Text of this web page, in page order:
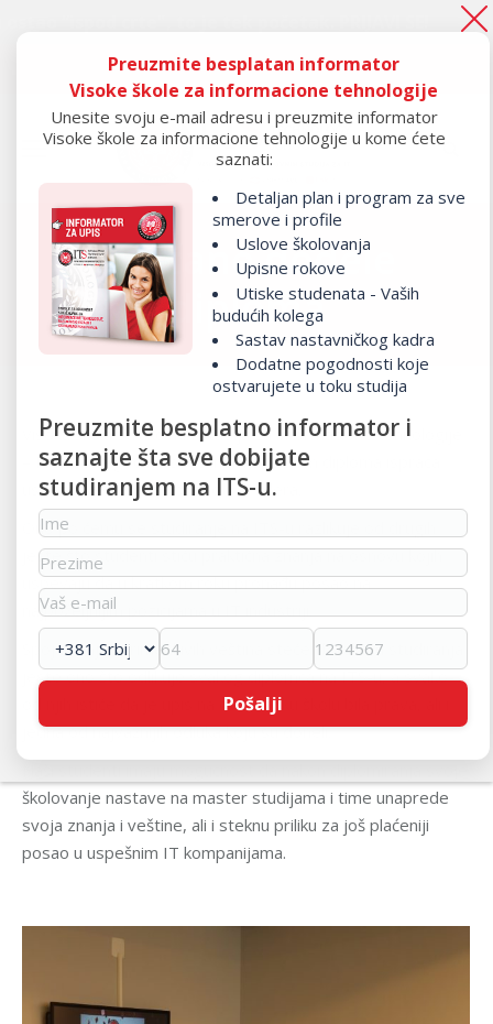
Ako si ostao
Ako si ostao “ispod crte", to je tek početak.PRIJAVI SE!
Svečane dodele
diploma
Visoka škola strukovnih studija za informacione tehnologije
– ITS svake godine svečanom dodelom diploma ispraća
uspešne generacije budućih IT lidera.
Ono po čemu se studiranje na ITS-u razlikuje od drugih
jeste što studenti stiču praktična znanja na osnovu kojih
uspevaju da u kratkom roku pronađu posao na
najpoželjnijim pozicijama u IT industriji.
Spoj znanja i primenljivih veština stečenih tokom studiranja
jeste ono što odlikuje svakog diplomca na ITS-u, a svako
od njih ističe da je upis na ovu visoku školu bila prava, ali i
jedna od najvažnijih odluka koju su doneli.
školovanje nastave na master studijama i time unaprede
svoja znanja i veštine, ali i steknu priliku za još plaćeniji
posao u uspešnim IT kompanijama.
Preuzmite besplatan informator
Visoke škole za informacione tehnologije
Unesite svoju e-mail adresu i preuzmite informator
Visoke škole za informacione tehnologije u kome ćete
saznati:
Detaljan plan i program za sve
smerove i profile
Uslove školovanja
Upisne rokove
Utiske studenata - Vaših
budućih kolega
Sastav nastavničkog kadra
Dodatne pogodnosti koje
ostvarujete u toku studija
Preuzmite besplatno informator i
saznajte šta sve dobijate
studiranjem na ITS-u.